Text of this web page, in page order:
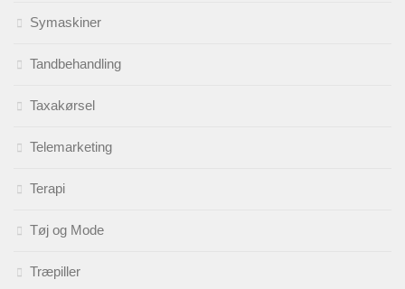
Symaskiner
Tandbehandling
Taxakørsel
Telemarketing
Terapi
Tøj og Mode
Træpiller